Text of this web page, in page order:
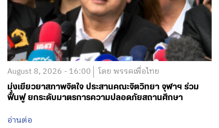
August 8, 2026 - 16:00 โดย พรรคเพื่อไทย
มุ่งเยียวยาสภาพจิตใจ ประสานคณะจิตวิทยา จุฬาฯ ร่วม
ฟื้นฟู ยกระดับมาตรการความปลอดภัยสถานศึกษา
อ่านต่อ